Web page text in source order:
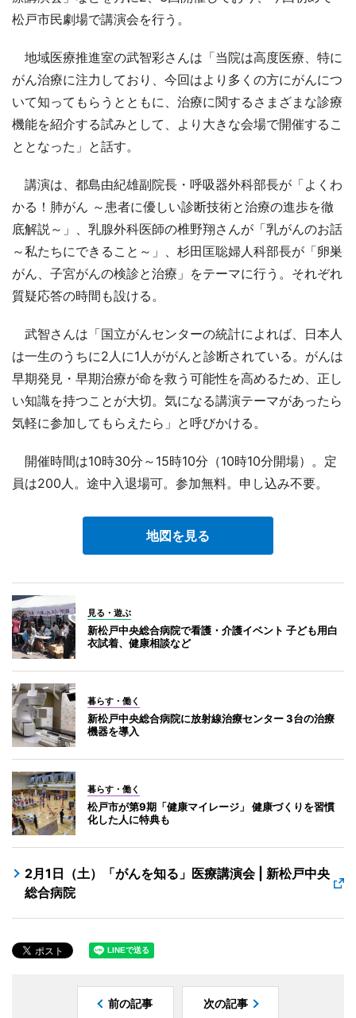
松戸市民劇場で講演会を行う。
地域医療推進室の武智彩さんは「当院は高度医療、特に
がん治療に注力しており、今回はより多くの方にがんにつ
いて知ってもらうとともに、治療に関するさまざまな診療
機能を紹介する試みとして、より大きな会場で開催するこ
ととなった」と話す。
講演は、都島由紀雄副院長・呼吸器外科部長が「よくわ
かる！肺がん ～患者に優しい診断技術と治療の進歩を徹
底解説～」、乳腺外科医師の椎野翔さんが「乳がんのお話
～私たちにできること～」、杉田匡聡婦人科部長が「卵巣
がん、子宮がんの検診と治療」をテーマに行う。それぞれ
質疑応答の時間も設ける。
武智さんは「国立がんセンターの統計によれば、日本人
は一生のうちに2人に1人ががんと診断されている。がんは
早期発見・早期治療が命を救う可能性を高めるため、正し
い知識を持つことが大切。気になる講演テーマがあったら
気軽に参加してもらえたら」と呼びかける。
開催時間は10時30分～15時10分（10時10分開場）。定
員は200人。途中入退場可。参加無料。申し込み不要。
地図を見る
見る・遊ぶ
新松戸中央総合病院で看護・介護イベント 子ども用白
衣試着、健康相談など
暮らす・働く
新松戸中央総合病院に放射線治療センター 3台の治療
機器を導入
暮らす・働く
松戸市が第9期「健康マイレージ」 健康づくりを習慣
化した人に特典も
2月1日（土）「がんを知る」医療講演会 | 新松戸中央
総合病院
前の記事 次の記事